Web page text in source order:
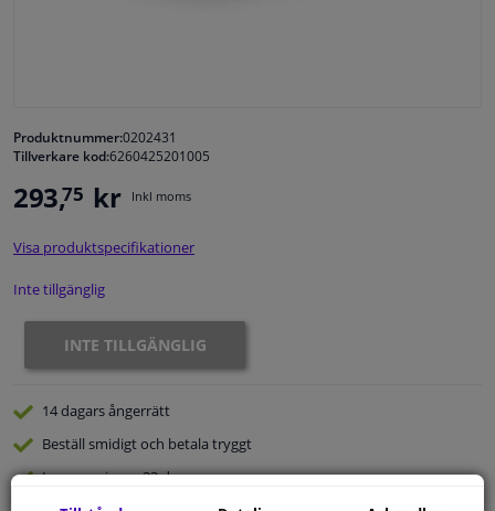
Bilvård & Tillbehör
Husbil, motorcykel, cykel & båt
Sensorer & Elsystem
Produktnummer:0202431
Tillverkare kod:6260425201005
293,75 kr Inkl moms
Visa produktspecifikationer
Inte tillgänglig
INTE TILLGÄNGLIG
14 dagarsångerrätt
Beställ smidigt och betala tryggt
Leverans inom 33 dagar